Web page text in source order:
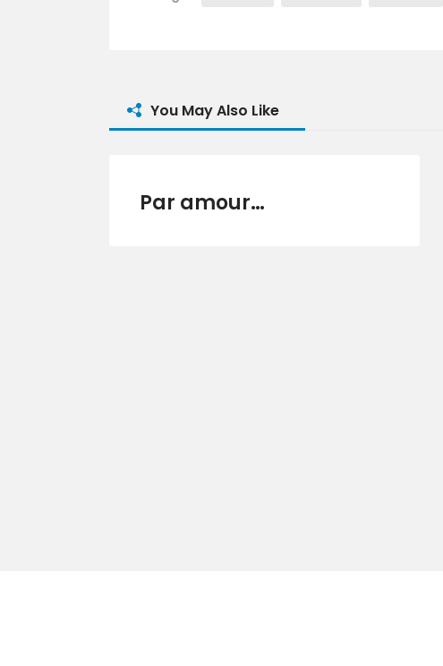
You May Also Like
Par amour…